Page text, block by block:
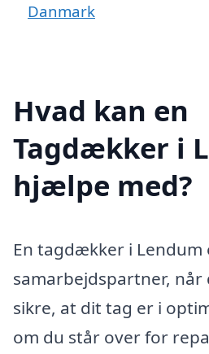
Danmark
Hvad kan en
Tagdækker i
hjælpe med?
En tagdækker i Lendum
samarbejdspartner,
sikre, at dit tag er i
om du står over for